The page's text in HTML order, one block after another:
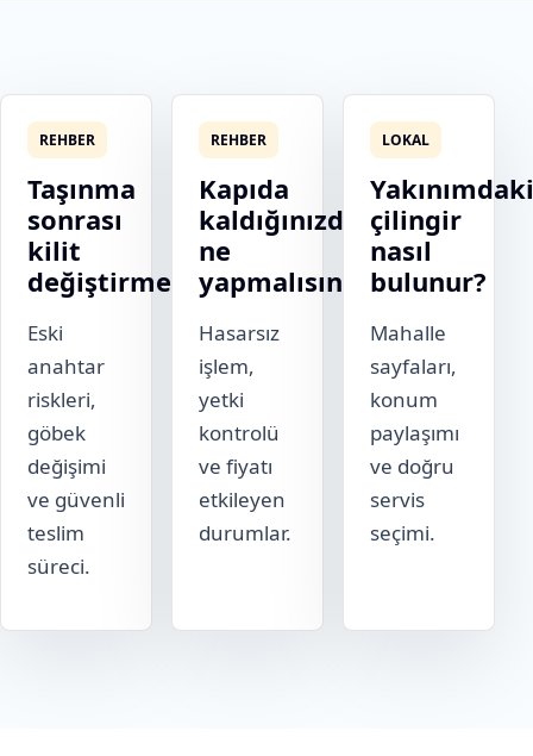
REHBER
Taşınma
sonrası
kilit
değiştirme
Eski
anahtar
riskleri,
göbek
değişimi
ve güvenli
teslim
süreci.
REHBER
Kapıda
kaldığınızda
ne
yapmalısınız?
Hasarsız
işlem,
yetki
kontrolü
ve fiyatı
etkileyen
durumlar.
LOKAL
Yakınımdaki
çilingir
nasıl
bulunur?
Mahalle
sayfaları,
konum
paylaşımı
ve doğru
servis
seçimi.